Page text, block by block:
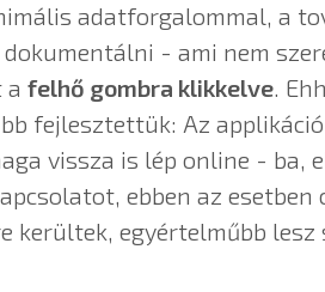
adatforgalommal, a
- ami nem
a felhő gombra klikkelve.
fejlesztettük: Az
vissza is lép online - ba,
ebben az esetben
egyértelműbb lesz